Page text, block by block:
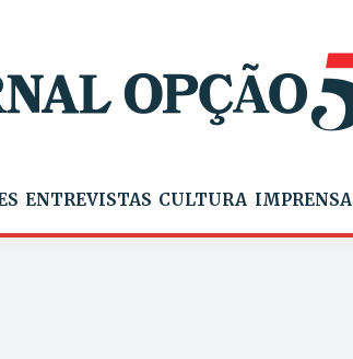
ENTREVISTAS CULTURA IMPRENSA